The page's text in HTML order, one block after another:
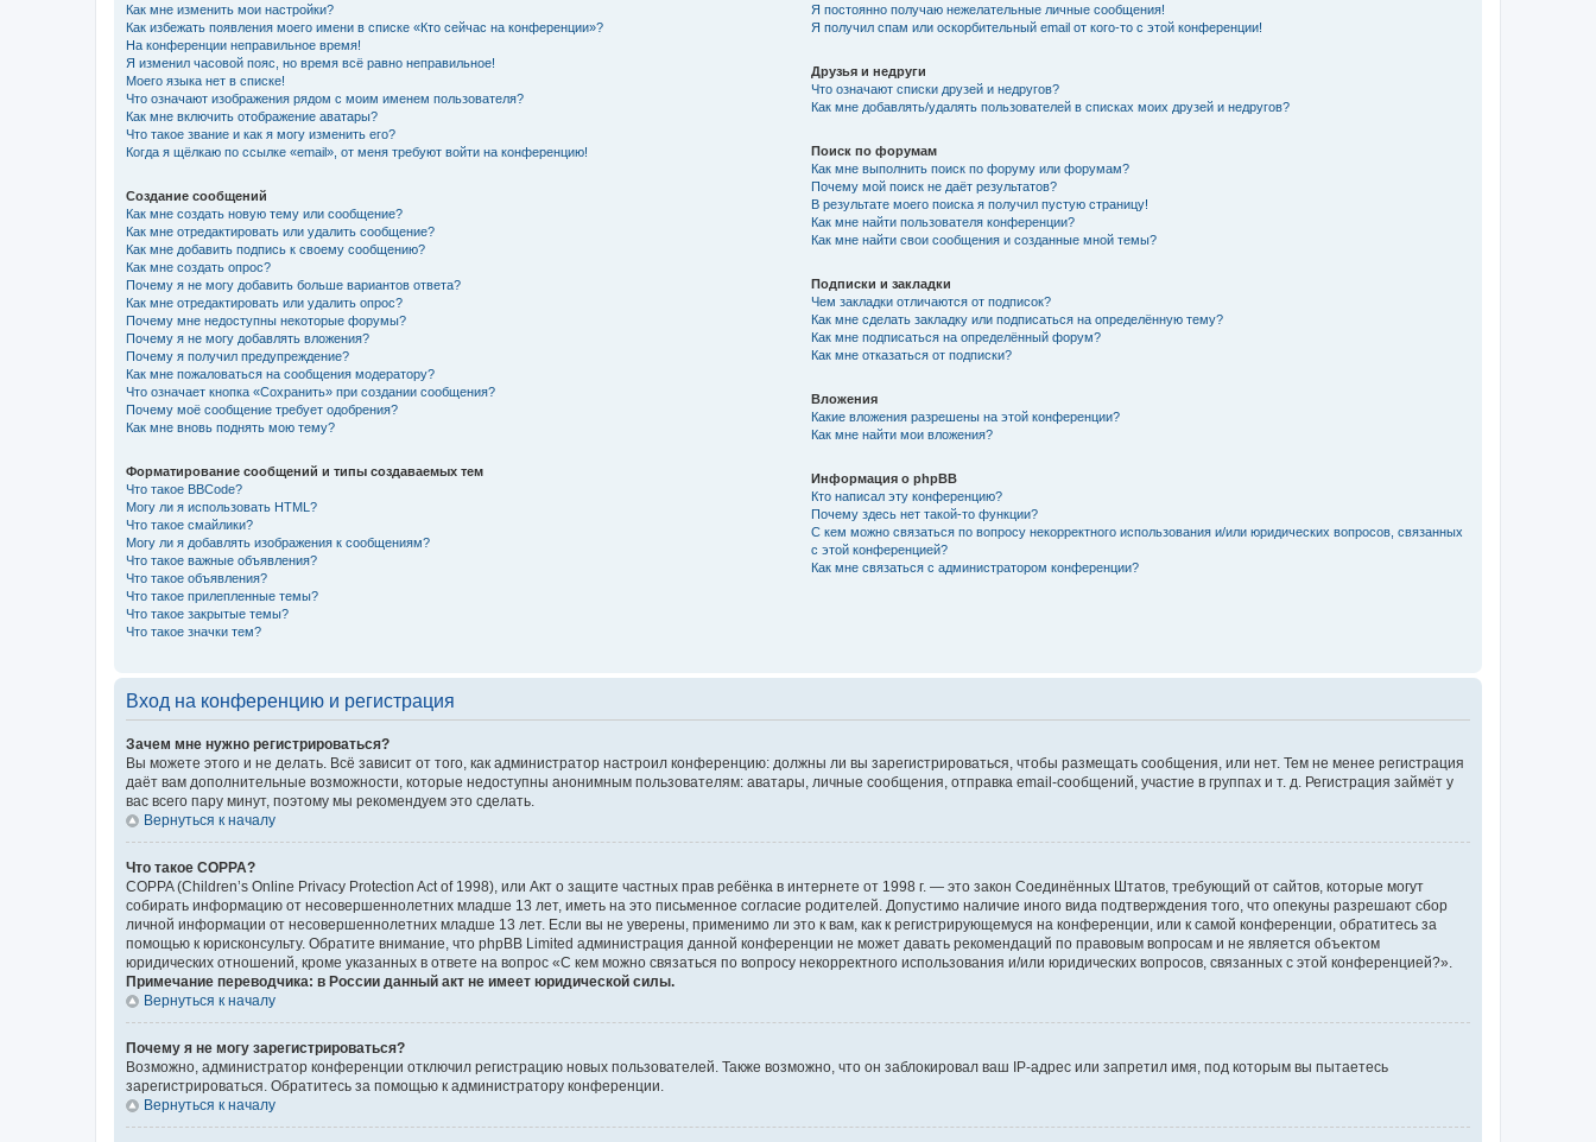
Как мне изменить мои настройки?
Как избежать появления моего имени в списке «Кто сейчас на конференции»?
На конференции неправильное время!
Я изменил часовой пояс, но время всё равно неправильное!
Моего языка нет в списке!
Что означают изображения рядом с моим именем пользователя?
Как мне включить отображение аватары?
Что такое звание и как я могу изменить его?
Когда я щёлкаю по ссылке «email», от меня требуют войти на конференцию!
Создание сообщений
Как мне создать новую тему или сообщение?
Как мне отредактировать или удалить сообщение?
Как мне добавить подпись к своему сообщению?
Как мне создать опрос?
Почему я не могу добавить больше вариантов ответа?
Как мне отредактировать или удалить опрос?
Почему мне недоступны некоторые форумы?
Почему я не могу добавлять вложения?
Почему я получил предупреждение?
Как мне пожаловаться на сообщения модератору?
Что означает кнопка «Сохранить» при создании сообщения?
Почему моё сообщение требует одобрения?
Как мне вновь поднять мою тему?
Форматирование сообщений и типы создаваемых тем
Что такое BBCode?
Могу ли я использовать HTML?
Что такое смайлики?
Могу ли я добавлять изображения к сообщениям?
Что такое важные объявления?
Что такое объявления?
Что такое прилепленные темы?
Что такое закрытые темы?
Что такое значки тем?
Я постоянно получаю нежелательные личные сообщения!
Я получил спам или оскорбительный email от кого-то с этой конференции!
Друзья и недруги
Что означают списки друзей и недругов?
Как мне добавлять/удалять пользователей в списках моих друзей и недругов?
Поиск по форумам
Как мне выполнить поиск по форуму или форумам?
Почему мой поиск не даёт результатов?
В результате моего поиска я получил пустую страницу!
Как мне найти пользователя конференции?
Как мне найти свои сообщения и созданные мной темы?
Подписки и закладки
Чем закладки отличаются от подписок?
Как мне сделать закладку или подписаться на определённую тему?
Как мне подписаться на определённый форум?
Как мне отказаться от подписки?
Вложения
Какие вложения разрешены на этой конференции?
Как мне найти мои вложения?
Информация о phpBB
Кто написал эту конференцию?
Почему здесь нет такой-то функции?
С кем можно связаться по вопросу некорректного использования и/или юридических вопросов, связанных
с этой конференцией?
Как мне связаться с администратором конференции?
Вход на конференцию и регистрация
Зачем мне нужно регистрироваться?
Вы можете этого и не делать. Всё зависит от того, как администратор настроил конференцию: должны ли вы зарегистрироваться, чтобы размещать сообщения, или нет. Тем не менее регистрация
даёт вам дополнительные возможности, которые недоступны анонимным пользователям: аватары, личные сообщения, отправка email-сообщений, участие в группах и т. д. Регистрация займёт у
вас всего пару минут, поэтому мы рекомендуем это сделать.
Вернуться к началу
Что такое COPPA?
COPPA (Children’s Online Privacy Protection Act of 1998), или Акт о защите частных прав ребёнка в интернете от 1998 г. — это закон Соединённых Штатов, требующий от сайтов, которые могут
собирать информацию от несовершеннолетних младше 13 лет, иметь на это письменное согласие родителей. Допустимо наличие иного вида подтверждения того, что опекуны разрешают сбор
личной информации от несовершеннолетних младше 13 лет. Если вы не уверены, применимо ли это к вам, как к регистрирующемуся на конференции, или к самой конференции, обратитесь за
помощью к юрисконсульту. Обратите внимание, что phpBB Limited администрация данной конференции не может давать рекомендаций по правовым вопросам и не является объектом
юридических отношений, кроме указанных в ответе на вопрос «С кем можно связаться по вопросу некорректного использования и/или юридических вопросов, связанных с этой конференцией?».
Примечание переводчика: в России данный акт не имеет юридической силы.
Вернуться к началу
Почему я не могу зарегистрироваться?
Возможно, администратор конференции отключил регистрацию новых пользователей. Также возможно, что он заблокировал ваш IP-адрес или запретил имя, под которым вы пытаетесь
зарегистрироваться. Обратитесь за помощью к администратору конференции.
Вернуться к началу